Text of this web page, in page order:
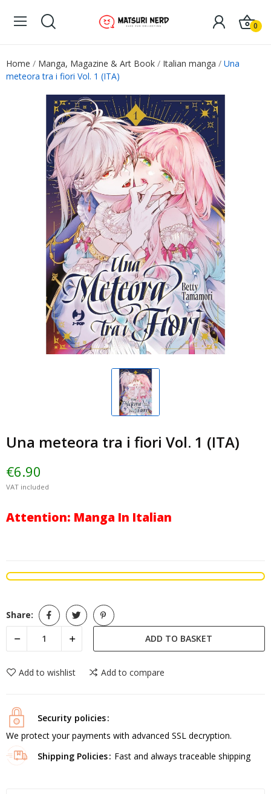
0
Home Manga, Magazine & Art Book Italian manga
Una
meteora tra i fiori Vol. 1 (ITA)
Una meteora tra i fiori Vol. 1 (ITA)
€6.90
VAT included
Attention: Manga In Italian
Share:
ADD TO BASKET
Add to wishlist Add to compare
Security policies
We protect your payments with advanced SSL decryption.
Shipping Policies
Fast and always traceable shipping